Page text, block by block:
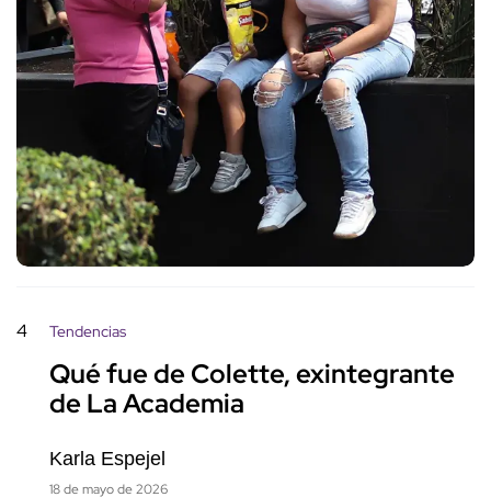
4 Tendencias
Qué fue de Colette, exintegrante
de La Academia
Karla Espejel
18 de mayo de 2026